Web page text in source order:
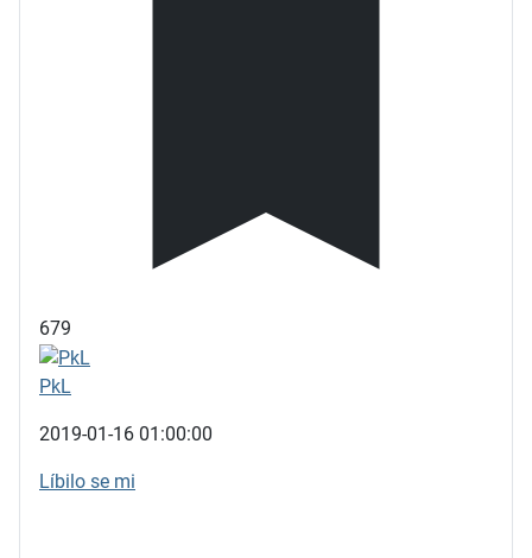
679
PkL
2019-01-16 01:00:00
Líbilo se mi